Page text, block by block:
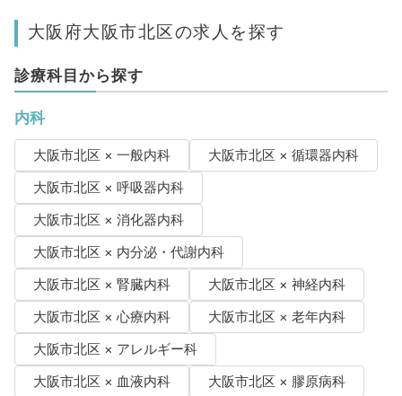
大阪府大阪市北区の求人を探す
診療科目から探す
内科
大阪市北区 × 一般内科
大阪市北区 × 循環器内科
大阪市北区 × 呼吸器内科
大阪市北区 × 消化器内科
大阪市北区 × 内分泌・代謝内科
大阪市北区 × 腎臓内科
大阪市北区 × 神経内科
大阪市北区 × 心療内科
大阪市北区 × 老年内科
大阪市北区 × アレルギー科
大阪市北区 × 血液内科
大阪市北区 × 膠原病科